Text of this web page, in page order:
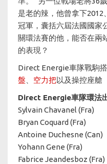
是老的辣，他曾拿下2012
冠軍，囊括六屆法國國家
關環法賽的他，能否在兩
的表現？
Direct Energie車隊戰駒
盤
空力把以及操控座艙
Direct Energie車隊環法
Sylvain Chavanel (Fra)
Bryan Coquard (Fra)
Antoine Duchesne (Can)
Yohann Gene (Fra)
Fabrice Jeandesboz (Fra)